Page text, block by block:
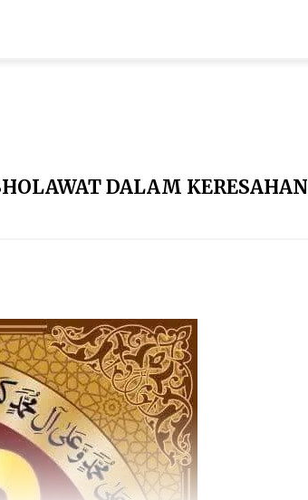
DALAM KERESAHAN